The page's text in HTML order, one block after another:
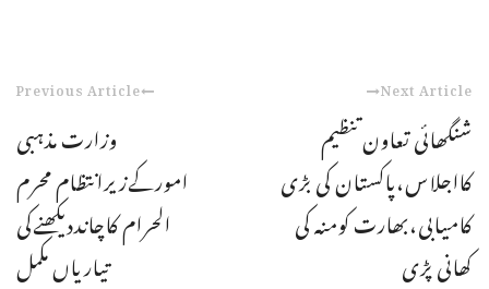
Previous Article
وزارت مذہبی
امورکےزیرانتظام محرم
الحرام کاچانددیکھنےکی
تیاریاں مکمل
Next Article
شنگھائی تعاون تنظیم
کااجلاس،پاکستان کی بڑی
کامیابی،بھارت کومنہ کی
کھانی پڑی